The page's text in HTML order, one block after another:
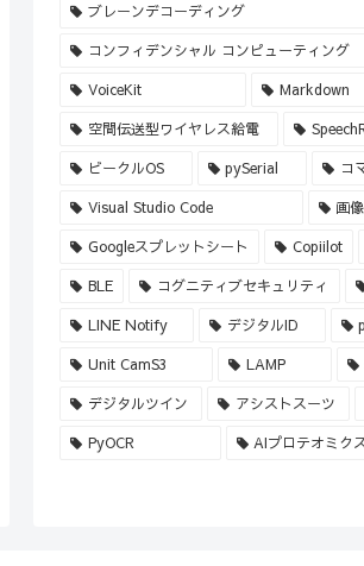
ブレーンデコーディング
コンフィデンシャル コンピューティング
VoiceKit Markdown
空間伝送型ワイヤレス給電
ビークルOS pySerial コ
Visual Studio Code 画像
Googleスプレットシート Copiilot
BLE コグニティブセキュリティ
LINE Notify デジタルID
Unit CamS3 LAMP
デジタルツイン アシストスーツ
PyOCR AIプロテオミク